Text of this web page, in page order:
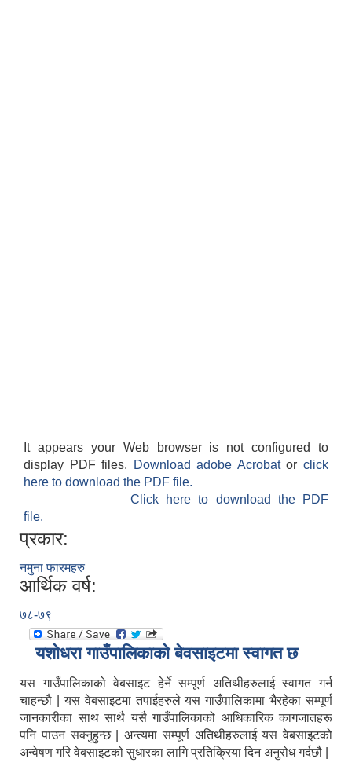
It appears your Web browser is not configured to
display PDF files.
Download adobe Acrobatorclick
here to download the PDF file.
Click here to download the PDF
file.
प्रकार:
नमुना फारमहरु
आर्थिक वर्ष:
७८-७९
यशाेधरा गाउँपालिकाकाे बेवसाइटमा स्वागत छ
यस गाउँपालिकाको वेबसाइट हेर्ने सम्पूर्ण अतिथीहरुलाई स्वागत गर्न
चाहन्छौ | यस वेबसाइटमा तपाईहरुले यस गाउँपालिकामा भैरहेका सम्पूर्ण
जानकारीका साथ साथै यसै गाउँपालिकाको आधिकारिक कागजातहरू
पनि पाउन सक्नुहुन्छ | अन्त्यमा सम्पूर्ण अतिथीहरुलाई यस वेबसाइटको
अन्वेषण गरि वेबसाइटको सुधारका लागि प्रतिक्रिया दिन अनुरोध गर्दछौ |